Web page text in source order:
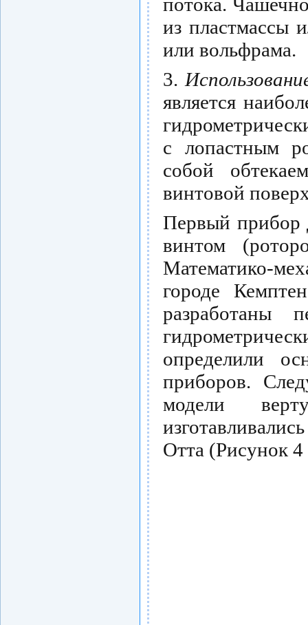
из пластмассы
или вольфрама.
3.
является
с лопастным
собой
винтовой
Первый прибор
винтом
Математико-
городе
разработаны
определили
приборов.
модели
Отта (Рисунок